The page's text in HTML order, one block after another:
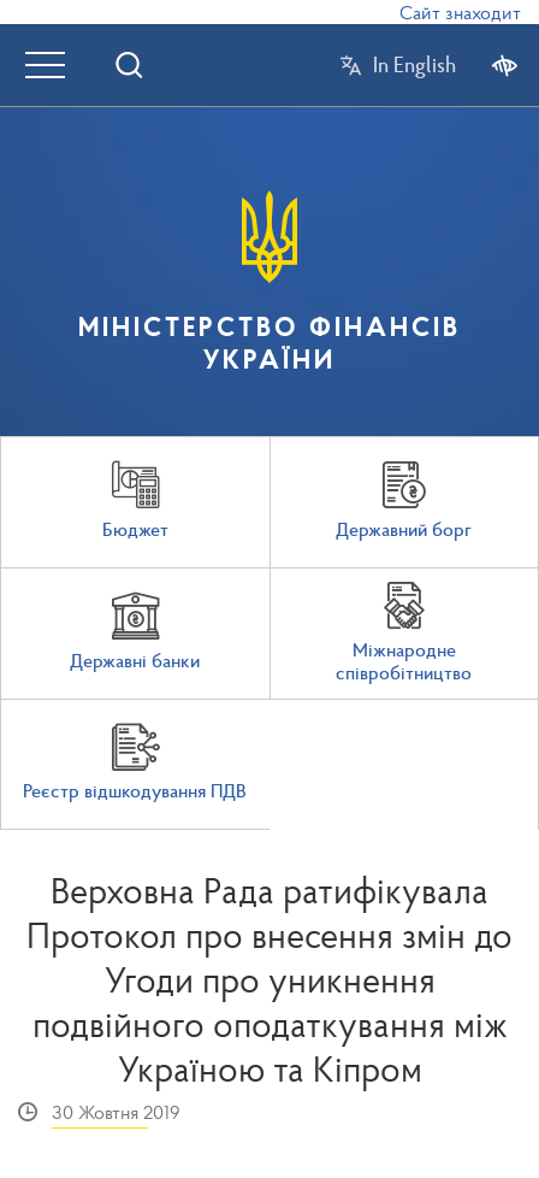
Сайт
In English
МІНІСТЕРСТВО ФІНАНСІВ
УКРАЇНИ
Бюджет Державний борг
Державні банки
Міжнародне
співробітництво
Реєстр відшкодування ПДВ
Верховна Рада ратифікувала
Протокол про внесення змін до
Угоди про уникнення
подвійного оподаткування між
Україною та Кіпром
30 Жовтня 2019